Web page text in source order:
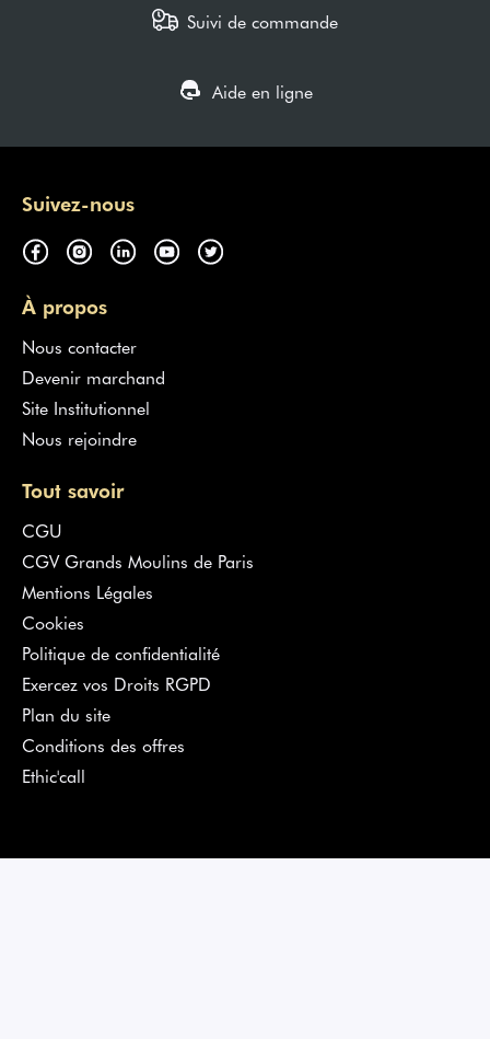
Suivi de commande
Aide en ligne
Suivez-nous
À propos
Nous contacter
Devenir marchand
Site Institutionnel
Nous rejoindre
Tout savoir
CGU
CGV Grands Moulins de Paris
Mentions Légales
Cookies
Politique de confidentialité
Exercez vos Droits RGPD
Plan du site
Conditions des offres
Ethic'call